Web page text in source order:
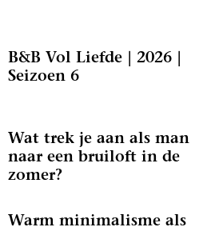
B&B Vol Liefde | 2026 |
Seizoen 6
Wat trek je aan als man
naar een bruiloft in de
zomer?
Warm minimalisme als